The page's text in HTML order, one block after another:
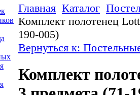
Главная Каталог
Комплект полотенец
190-005)
Вернуться к:
Комплект